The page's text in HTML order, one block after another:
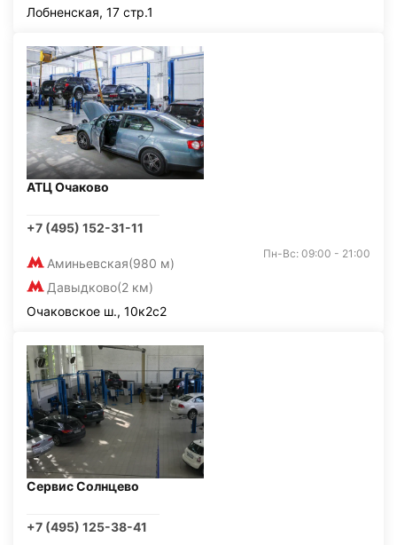
Лобненская, 17 стр.1
АТЦ Очаково
+7 (495) 152-31-11
Аминьевская(980 м)
Давыдково(2 км)
Пн-Вс: 09:00 - 21:00
Очаковское ш., 10к2с2
Сервис Солнцево
+7 (495) 125-38-41